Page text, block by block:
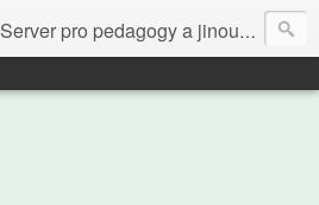
Server pro pedagogy a jinou zvířenu